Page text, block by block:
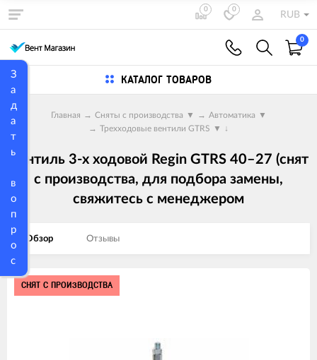
З
а
д
а
т
ь
в
о
п
р
о
с
0 0
RUB
0
КАТАЛОГ ТОВАРОВ
Главная → Сняты с производства ▼ → Автоматика ▼
→ Трехходовые вентили GTRS ▼ ↓
Вентиль 3-х ходовой Regin GTRS 40–27 (снят
с производства, для подбора замены,
свяжитесь с менеджером
Обзор Отзывы
Изображения
СНЯТ С ПРОИЗВОДСТВА